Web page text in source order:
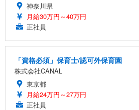
神奈川県
月給30万円～40万円
正社員
「資格必須」保育士/認可外保育園
株式会社CANAL
東京都
月給24万円～27万円
正社員